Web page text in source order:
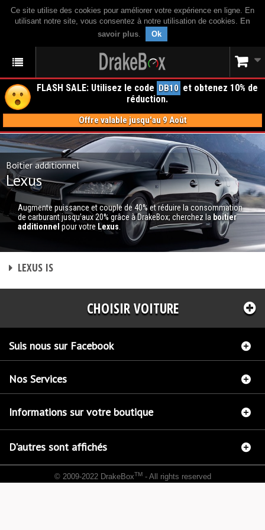
Ce site utilise des cookies pour améliorer votre expérience en ligne. En
utilisant notre site, vous consentez à notre utilisation de cookies. En
savoir plus. Ok
FLASH SALE: Utilisez le code DB10 et obtenez 10% de
réduction.
Offre valable jusqu'au 9 Août
Boitier additionnel
Lexus
Augmente puissance et couple de 40% et réduire la consommation
de carburant jusqu'aux 20% grâce à DrakeBox; cherchez la boitier
additionnel pour votre Lexus
LEXUS IS
CHOISIR VOITURE
Suis nous sur Facebook
Nos Services
Informations sur votre boutique
D'autres sont affichés
© 2009-2022 DrakeBoxTM- All rights reserved